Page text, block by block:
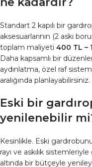
Standart 2 kapılı bir
aksesuarlarının (2 askı
toplam maliyeti 400 TL –
Daha kapsamlı bir
aydınlatma, özel raf
aralığında planlayabilirsiniz.
Eski bir
yenilenebilir
Kesinlikle. Eski
rayı ve askılık
altında bir bütçeyle